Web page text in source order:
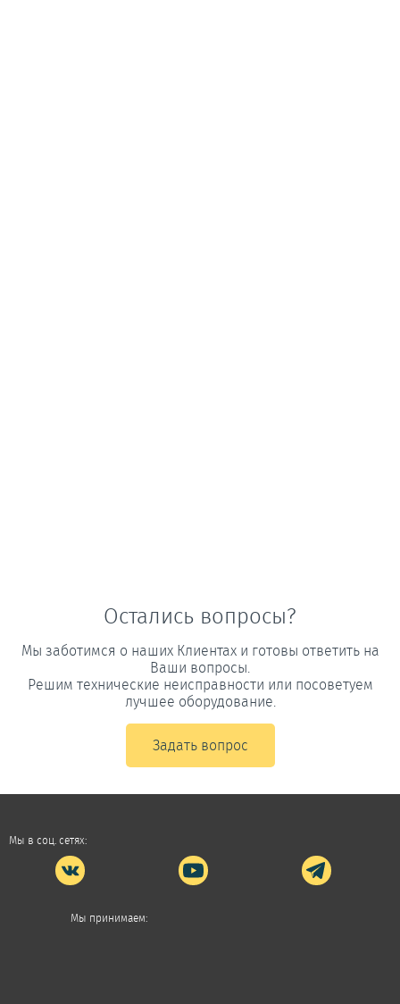
Остались вопросы?
Мы заботимся о наших Клиентах и готовы ответить на
Ваши вопросы.
Решим технические неисправности или посоветуем
лучшее оборудование.
Задать вопрос
Мы в соц. сетях:
Мы принимаем: